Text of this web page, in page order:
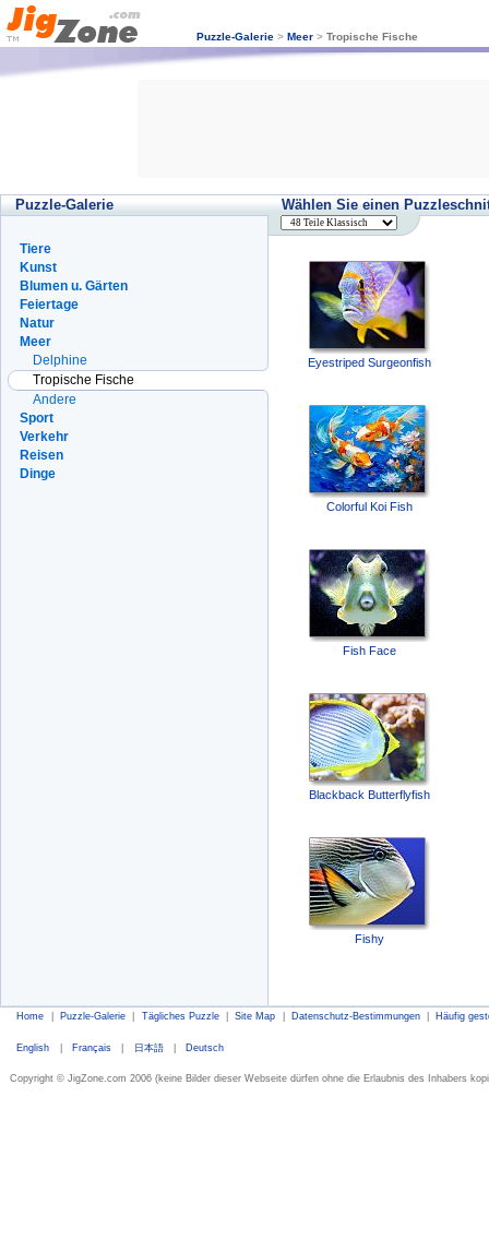
Puzzle-Galerie >Meer >Tropische Fische
Puzzle-Galerie Wählen Sie einen
Eyestriped Surgeonfish
Colorful Koi Fish
Fish Face
Blackback Butterflyfish
Fishy
Tiere
Kunst
Blumen u. Gärten
Feiertage
Natur
Meer
Delphine
Tropische Fische
Andere
Sport
Verkehr
Reisen
Dinge
Home Puzzle-Galerie Tägliches Puzzle Site Map Datenschutz-Bestimmungen Häufig
English Français 日本語 Deutsch
Copyright © JigZone.com 2006 (keine Bilder dieser Webseite dürfen ohne die Erlaubnis des Inhabers